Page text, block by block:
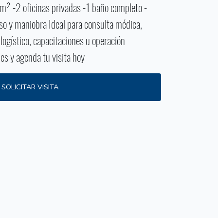
-2 oficinas privadas -1 baño completo -
y maniobra Ideal para consulta médica,
capacitaciones u operación
y agenda tu visita hoy
SOLICITAR VISITA